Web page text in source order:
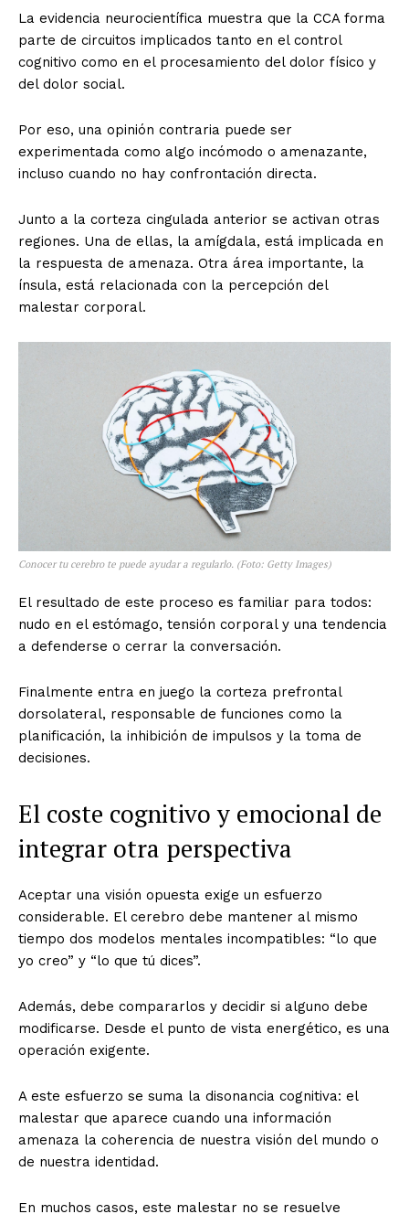
La evidencia neurocientífica muestra que la CCA forma
parte de circuitos implicados tanto en el control
cognitivo como en el procesamiento del dolor físico y
del dolor social.
Por eso, una opinión contraria puede ser
experimentada como algo incómodo o amenazante,
incluso cuando no hay confrontación directa.
Junto a la corteza cingulada anterior se activan otras
regiones. Una de ellas, la amígdala, está implicada en
la respuesta de amenaza. Otra área importante, la
ínsula, está relacionada con la percepción del
malestar corporal.
Conocer tu cerebro te puede ayudar a regularlo. (Foto: Getty Images)
El resultado de este proceso es familiar para todos:
nudo en el estómago, tensión corporal y una tendencia
a defenderse o cerrar la conversación.
Finalmente entra en juego la corteza prefrontal
dorsolateral, responsable de funciones como la
planificación, la inhibición de impulsos y la toma de
decisiones.
El coste cognitivo y emocional de
integrar otra perspectiva
Aceptar una visión opuesta exige un esfuerzo
considerable. El cerebro debe mantener al mismo
tiempo dos modelos mentales incompatibles: “lo que
yo creo” y “lo que tú dices”.
Además, debe compararlos y decidir si alguno debe
modificarse. Desde el punto de vista energético, es una
operación exigente.
A este esfuerzo se suma la disonancia cognitiva: el
malestar que aparece cuando una información
amenaza la coherencia de nuestra visión del mundo o
de nuestra identidad.
En muchos casos, este malestar no se resuelve